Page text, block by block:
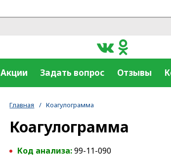
Акции Задать вопрос Отзывы
Главная / Коагулограмма
Коагулограмма
Код анализа:99-11-090